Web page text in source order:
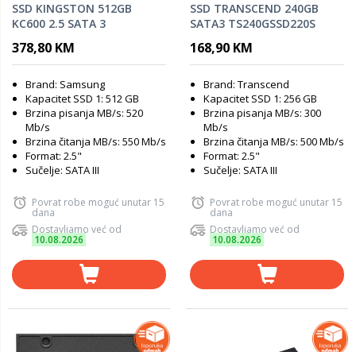
SSD KINGSTON 512GB
KC600 2.5 SATA 3
378,80 KM
Brand: Samsung
Kapacitet SSD 1: 512 GB
Brzina pisanja MB/s: 520
Mb/s
Brzina čitanja MB/s: 550 Mb/s
Format: 2.5"
Sučelje: SATA III
Povrat robe moguć unutar 15
dana
Dostavljamo već od
10.08.2026
SSD TRANSCEND 240GB
SATA3 TS240GSSD220S
168,90 KM
Brand: Transcend
Kapacitet SSD 1: 256 GB
Brzina pisanja MB/s: 300
Mb/s
Brzina čitanja MB/s: 500 Mb/s
Format: 2.5"
Sučelje: SATA III
Povrat robe moguć unutar 15
dana
Dostavljamo već od
10.08.2026